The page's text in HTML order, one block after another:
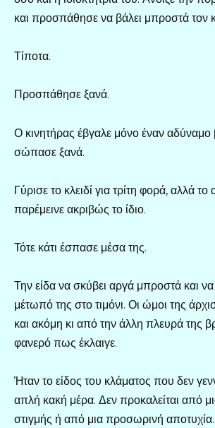
και προσπάθησε να βάλει μπροστά τον
Τίποτα.
Προσπάθησε ξανά.
Ο κινητήρας έβγαλε μόνο έναν αδύναμο
σώπασε ξανά.
Γύρισε το κλειδί για τρίτη φορά, αλλά
παρέμεινε ακριβώς το ίδιο.
Τότε κάτι έσπασε μέσα της.
Την είδα να σκύβει αργά μπροστά και
μέτωπό της στο τιμόνι. Οι ώμοι της
και ακόμη κι από την άλλη πλευρά της
φανερό πως έκλαιγε.
Ήταν το είδος του κλάματος που δεν
απλή κακή μέρα. Δεν προκαλείται από
στιγμής ή από μια προσωρινή αποτυχία.